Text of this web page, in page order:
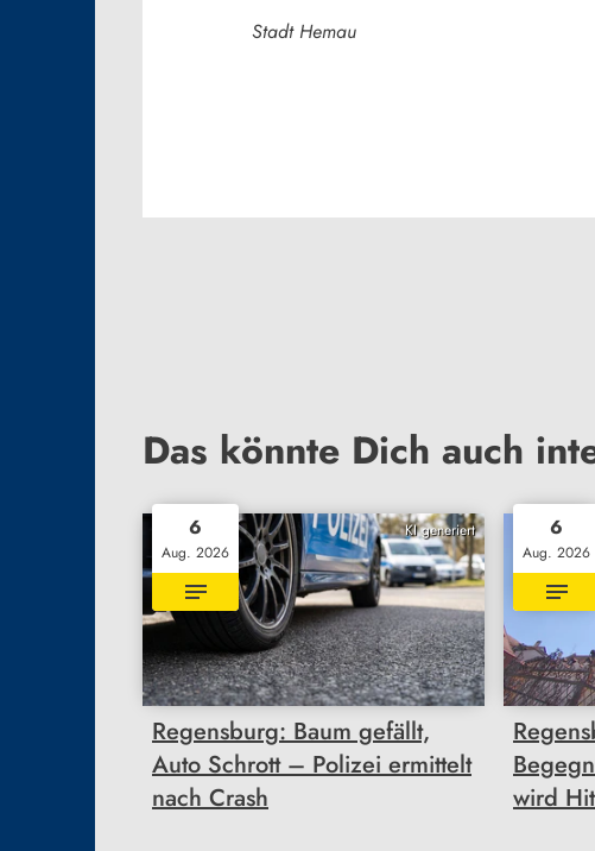
Stadt Hemau
Das könnte Dich auch
KI generiert
6
Aug. 2026
Regensburg: Baum gefällt,
Auto Schrott – Polizei ermittelt
nach Crash
6
Aug. 2026
wird